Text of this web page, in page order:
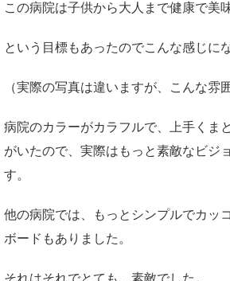
この病院は子供から大人まで健康で美
という目標もあったのでこんな感じに
（実際の写真は違いますが、こんな雰
病院のカラーがカラフルで、上手くま
がいたので、実際はもっと素敵なビジ
す。
他の病院では、もっとシンプルでカッ
ボードもありました。